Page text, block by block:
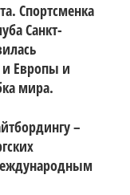
Спортсменка
Санкт-
Европы и
мира.
–